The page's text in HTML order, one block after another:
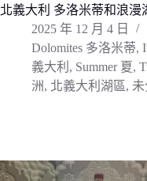
北義大利 多洛米蒂和浪漫
2025 年 12 月 4 日
Dolomites 多洛米蒂,
義大利 , Summer 夏,
洲, 北義大利湖區,